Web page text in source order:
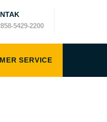
5429-2200
SERVICE